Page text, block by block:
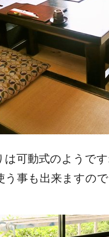
は可動式のようで
う事も出来ますの